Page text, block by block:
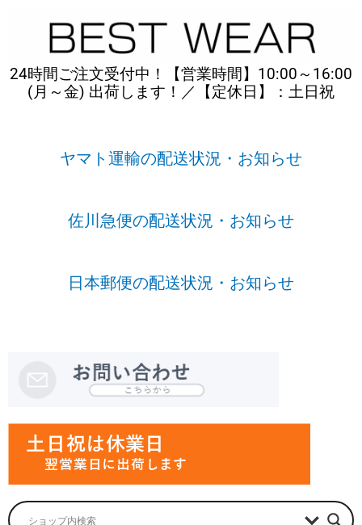
24時間ご注文受付中！【営業時間】10:00～16:00
(月～金) 出荷します！／【定休日】：土日祝
ヤマト運輸の配送状況・お知らせ
佐川急便の配送状況・お知らせ
日本郵便の配送状況・お知らせ